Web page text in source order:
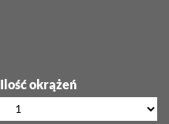
Ilość okrążeń